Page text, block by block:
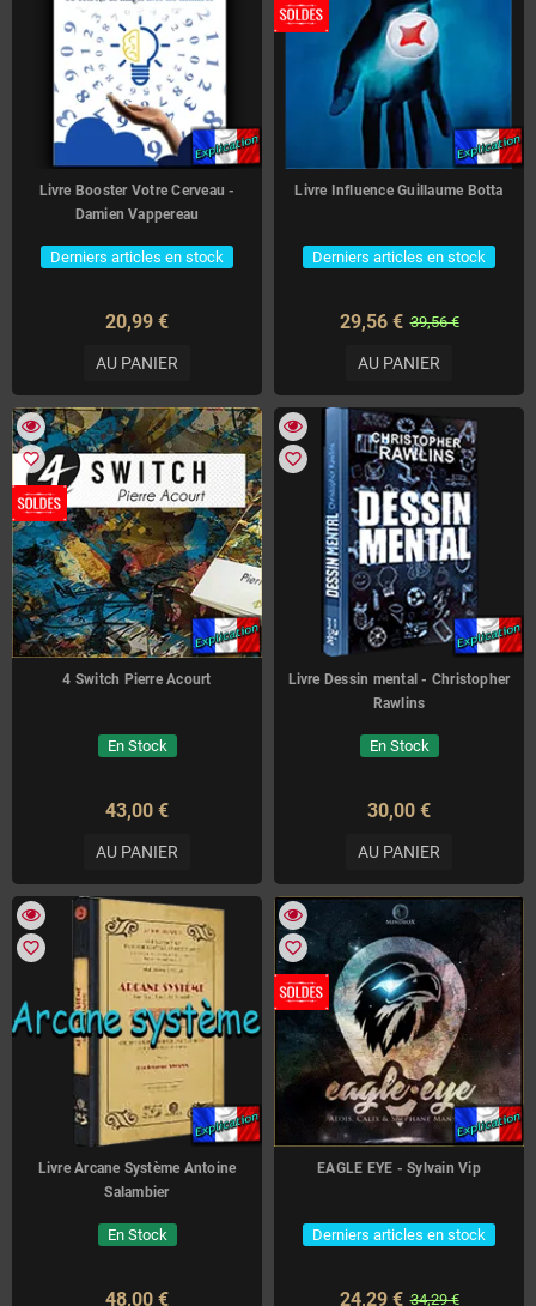
Livre Booster Votre Cerveau -
Damien Vappereau
Derniers articles en stock
20,99 €
AU PANIER
Livre Influence Guillaume Botta
Derniers articles en stock
29,56 € 39,56 €
AU PANIER
favorite_border
4 Switch Pierre Acourt
En Stock
43,00 €
AU PANIER
favorite_border
Livre Dessin mental - Christopher
Rawlins
En Stock
30,00 €
AU PANIER
favorite_border
Livre Arcane Système Antoine
Salambier
En Stock
48,00 €
favorite_border
EAGLE EYE - Sylvain Vip
Derniers articles en stock
24,29 € 34,29 €